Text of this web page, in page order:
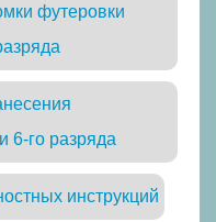
футеровки
6-го разряда
инструкций